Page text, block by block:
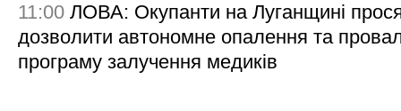
11:00 ЛОВА: Окупанти на Луганщині
дозволити автономне опалення та
програму залучення медиків